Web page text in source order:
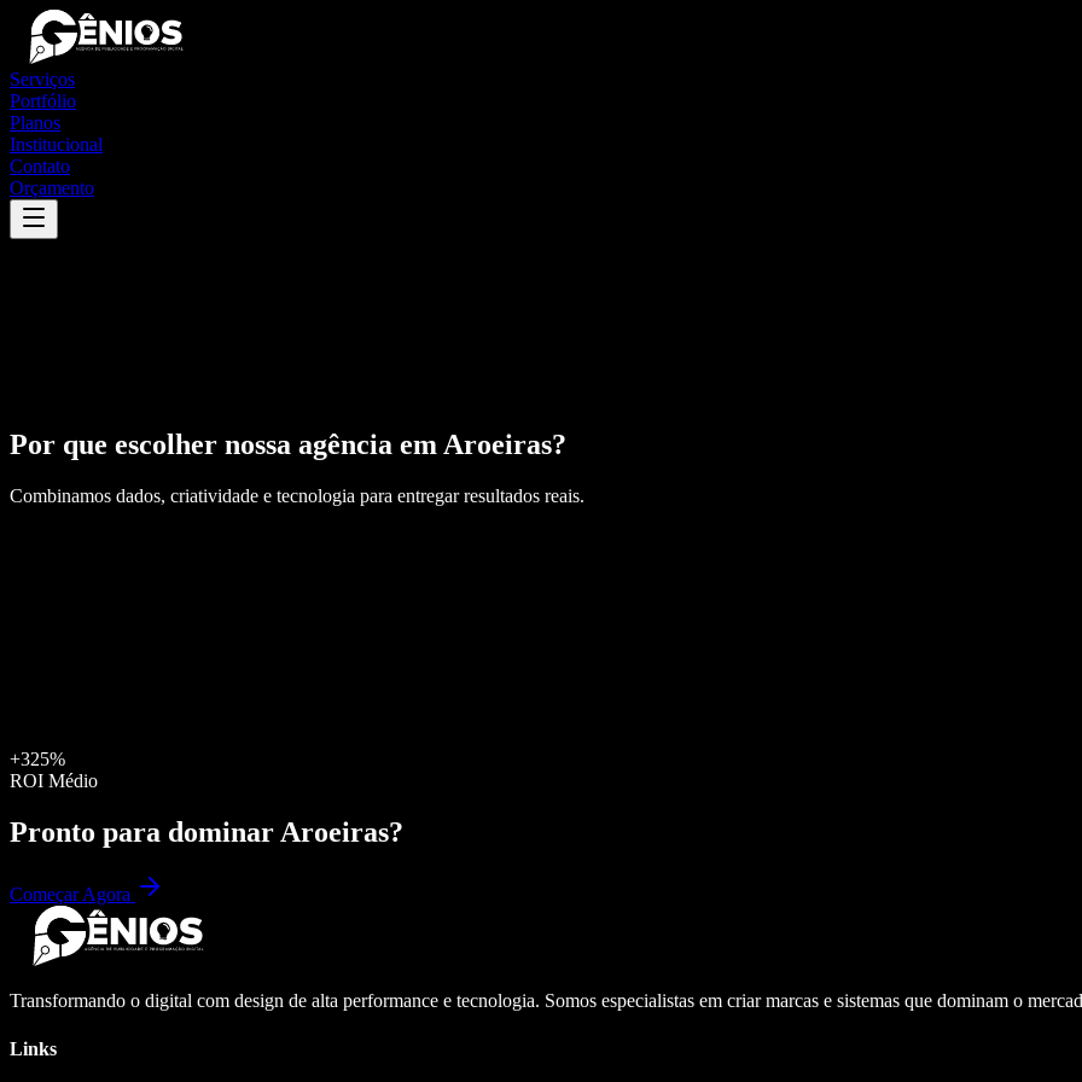
Serviços
Portfólio
Planos
Institucional
Contato
Orçamento
Por que escolher nossa agência em Aroeiras?
Combinamos dados, criatividade e tecnologia para entregar resultados reais.
+325%
ROI Médio
Pronto para dominar Aroeiras?
Começar Agora
Transformando o digital com design de alta performance e tecnologia. Somos especialistas em criar marcas e sistemas que dominam o
Links